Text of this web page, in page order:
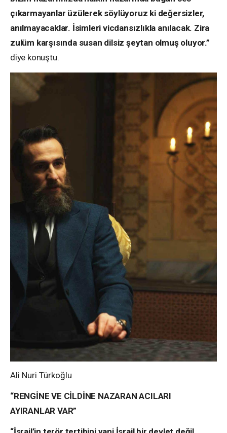
çıkarmayanlar üzülerek söylüyoruz ki değersizler,
anılmayacaklar. İsimleri vicdansızlıkla anılacak. Zira
zulüm karşısında susan dilsiz şeytan olmuş oluyor.”
diye konuştu.
Ali Nuri Türkoğlu
“RENGİNE VE CİLDİNE NAZARAN ACILARI
AYIRANLAR VAR”